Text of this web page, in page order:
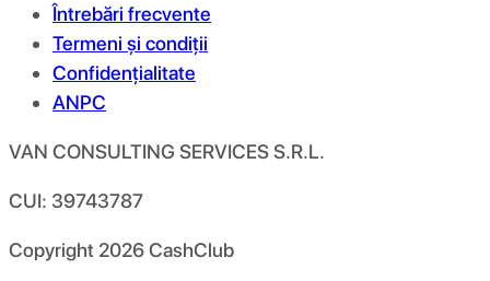
Întrebări frecvente
Termeni și condiții
Confidențialitate
ANPC
VAN CONSULTING SERVICES S.R.L.
CUI: 39743787
Copyright 2026CashClub